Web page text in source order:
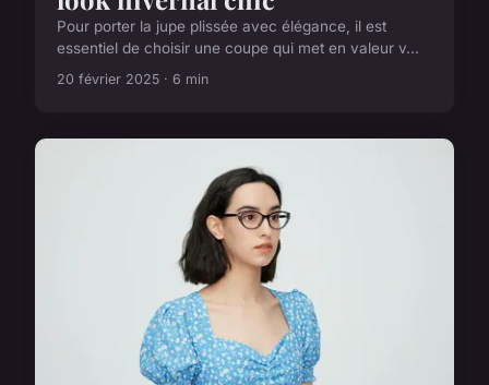
Pour porter la jupe plissée avec élégance, il est
essentiel de choisir une coupe qui met en valeur v...
20 février 2025 · 6 min